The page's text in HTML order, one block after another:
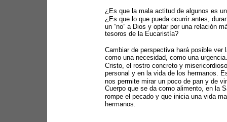
¿Es que la mala actitud de algunos es
¿Es que lo que pueda ocurrir antes,
un “no” a Dios y optar por una relación
tesoros de la Eucaristía?
Cambiar de perspectiva hará posible
como una necesidad, como una
Cristo, el rostro concreto y
personal y en la vida de los hermanos.
nos permite mirar un poco de pan y de
Cuerpo que se da como alimento, en la
rompe el pecado y que inicia una vida
hermanos.